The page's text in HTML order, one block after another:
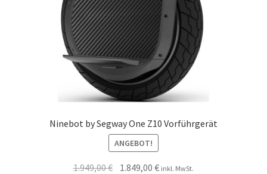
Ninebot by Segway One Z10 Vorführgerät
ANGEBOT!
1.949,00€ 1.849,00€ inkl. MwSt.